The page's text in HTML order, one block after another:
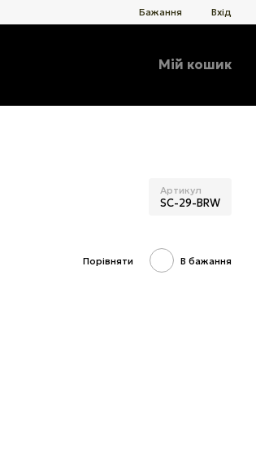
Бажання Вхід
Мій кошик
Артикул
SC-29-BRW
Порівняти В бажання